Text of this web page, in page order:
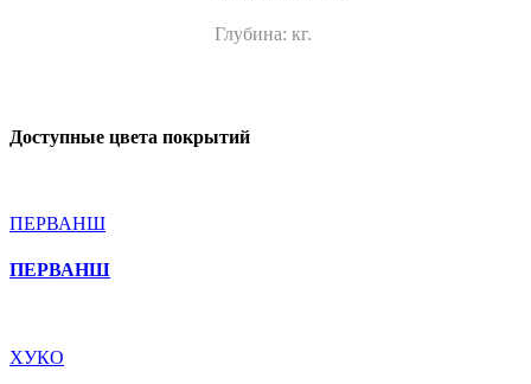
Глубина: кг.
Доступные цвета покрытий
ПЕРВАНШ
ПЕРВАНШ
ХУКО